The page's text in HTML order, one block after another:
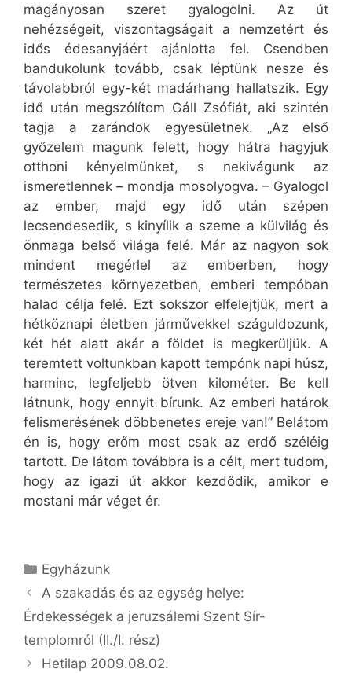
magányosan szeret gyalogolni. Az út
nehézségeit, viszontagságait a nemzetért és
idős édesanyjáért ajánlotta fel. Csendben
bandukolunk tovább, csak léptünk nesze és
távolabbról egy-két madárhang hallatszik. Egy
idő után megszólítom Gáll Zsófiát, aki szintén
tagja a zarándok egyesületnek. „Az első
győzelem magunk felett, hogy hátra hagyjuk
otthoni kényelmünket, s nekivágunk az
ismeretlennek – mondja mosolyogva. – Gyalogol
az ember, majd egy idő után szépen
lecsendesedik, s kinyílik a szeme a külvilág és
önmaga belső világa felé. Már az nagyon sok
mindent megérlel az emberben, hogy
természetes környezetben, emberi tempóban
halad célja felé. Ezt sokszor elfelejtjük, mert a
hétköznapi életben járművekkel száguldozunk,
két hét alatt akár a földet is megkerüljük. A
teremtett voltunkban kapott tempónk napi húsz,
harminc, legfeljebb ötven kilométer. Be kell
látnunk, hogy ennyit bírunk. Az emberi határok
felismerésének döbbenetes ereje van!” Belátom
én is, hogy erőm most csak az erdő széléig
tartott. De látom továbbra is a célt, mert tudom,
hogy az igazi út akkor kezdődik, amikor e
mostani már véget ér.
Kategória
Egyházunk
A szakadás és az egység helye:
Érdekességek a jeruzsálemi Szent Sír-
templomról (II./I. rész)
Hetilap 2009.08.02.